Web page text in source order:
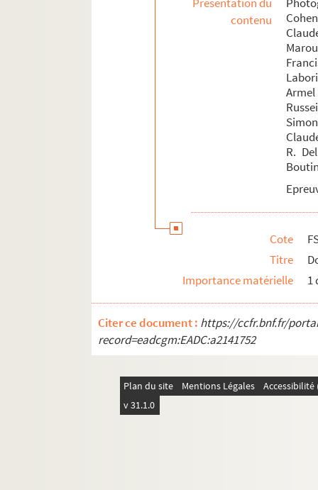
contenu
R.
Cote
Titre
Importance matérielle
1
Citer ce document : https://ccfr.bnf.fr/
record=eadcgm:EADC:a2141752
Plan du site Mentions Légales
v 31.1.0